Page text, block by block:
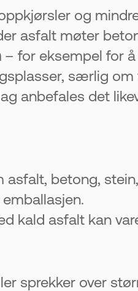
og
asfalt møter
– for eksempel for å
særlig
anbefales det
asfalt, betong,
kald asfalt kan
sprekker over